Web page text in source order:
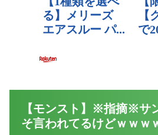
【モンスト】※指摘※サ
そ言われてるけどｗｗ